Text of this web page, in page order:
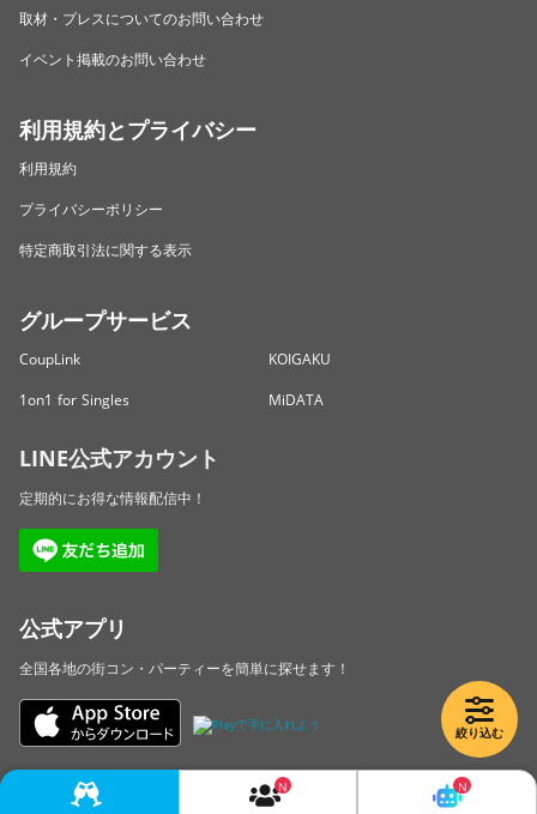
絞り込む
取材・プレスについてのお問い合わせ
イベント掲載のお問い合わせ
利用規約とプライバシー
利用規約
プライバシーポリシー
特定商取引法に関する表示
グループサービス
CoupLink
KOIGAKU
1on1 for Singles
MiDATA
LINE公式アカウント
定期的にお得な情報配信中！
公式アプリ
全国各地の街コン・パーティーを簡単に探せます！
Copyright © LINKBAL Inc. All Rights Reserved.